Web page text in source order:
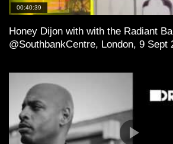
00:40:39
Honey Dijon with with the Radiant
@SouthbankCentre, London, 9 Sept